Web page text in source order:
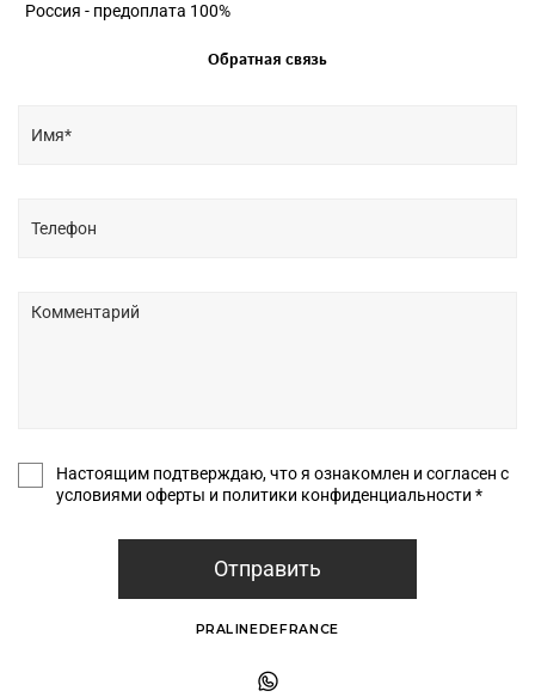
Россия - предоплата 100%
Обратная связь
Настоящим подтверждаю, что я ознакомлен и согласен с
условиями оферты и политики конфиденциальности *
Отправить
PRALINEDEFRANCE